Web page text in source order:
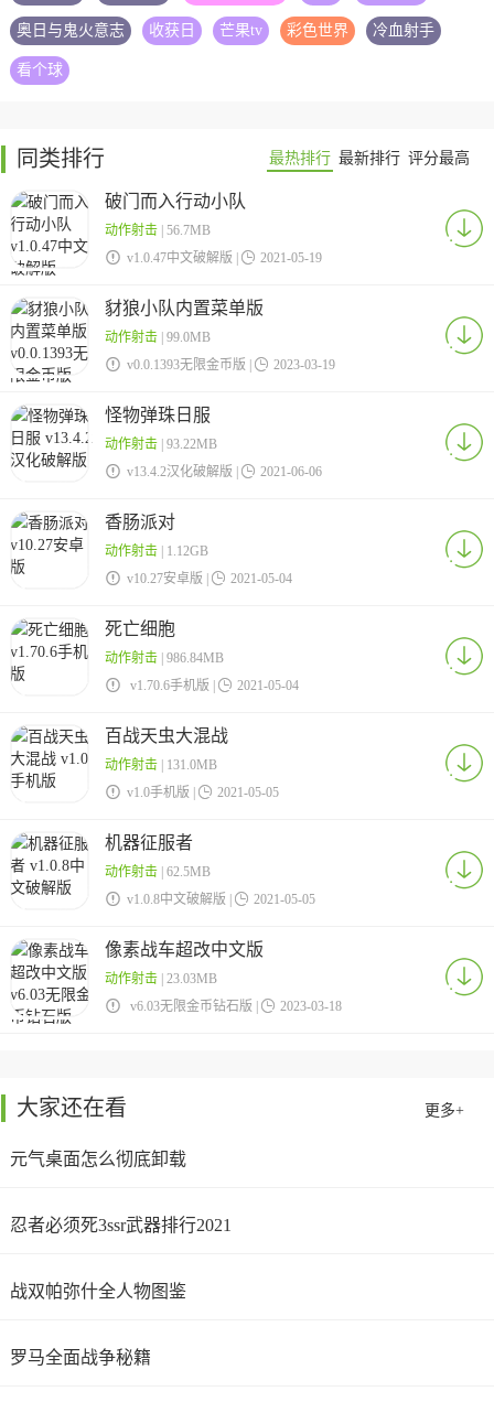
奥日与鬼火意志 收获日 芒果tv 彩色世界 冷血射手
看个球
同类排行 最热排行 最新排行 评分最高
破门而入行动小队
动作射击| 56.7MB
 v1.0.47中文破解版 |  2021-05-19
豺狼小队内置菜单版
动作射击| 99.0MB
 v0.0.1393无限金币版 |  2023-03-19
怪物弹珠日服
动作射击| 93.22MB
 v13.4.2汉化破解版 |  2021-06-06
香肠派对
动作射击| 1.12GB
 v10.27安卓版 |  2021-05-04
死亡细胞
动作射击| 986.84MB
 v1.70.6手机版 |  2021-05-04
百战天虫大混战
动作射击| 131.0MB
 v1.0手机版 |  2021-05-05
机器征服者
动作射击| 62.5MB
 v1.0.8中文破解版 |  2021-05-05
像素战车超改中文版
动作射击| 23.03MB
 v6.03无限金币钻石版 |  2023-03-18
大家还在看 更多+
元气桌面怎么彻底卸载
忍者必须死3ssr武器排行2021
战双帕弥什全人物图鉴
罗马全面战争秘籍